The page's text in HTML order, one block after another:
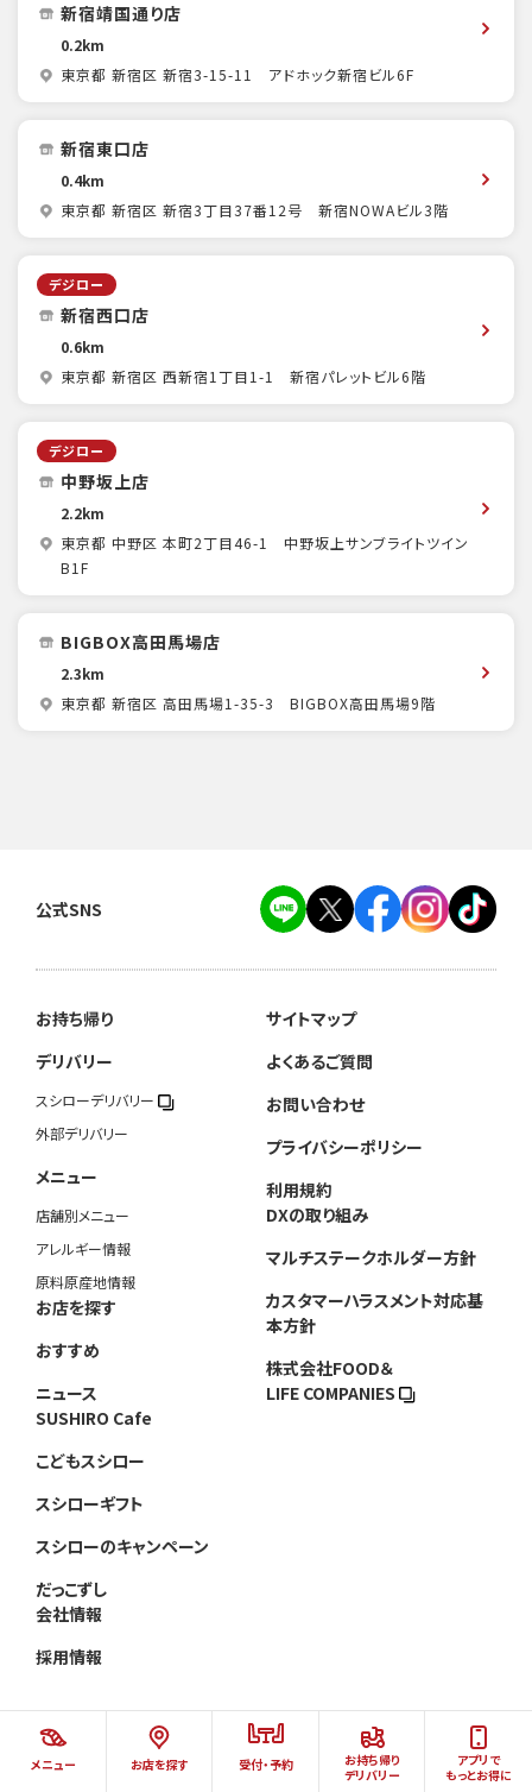
メニュー お店を探す 受付・予約
お持ち帰り
デリバリー
アプリで
もっとお得に
新宿靖国通り店
0.2km
東京都 新宿区 新宿3-15-11 アドホック新宿ビル6F
新宿東口店
0.4km
東京都 新宿区 新宿3丁目37番12号 新宿NOWAビル3階
デジロー
新宿西口店
0.6km
東京都 新宿区 西新宿1丁目1-1 新宿パレットビル6階
デジロー
中野坂上店
2.2km
東京都 中野区 本町2丁目46-1 中野坂上サンブライトツイン
B1F
BIGBOX高田馬場店
2.3km
東京都 新宿区 高田馬場1-35-3 BIGBOX高田馬場9階
公式SNS
お持ち帰り
デリバリー
スシローデリバリー
外部デリバリー
メニュー
店舗別メニュー
アレルギー情報
原料原産地情報
お店を探す
おすすめ
ニュース
SUSHIRO Cafe
こどもスシロー
スシローギフト
スシローのキャンペーン
だっこずし
会社情報
採用情報
サイトマップ
よくあるご質問
お問い合わせ
プライバシーポリシー
利用規約
DXの取り組み
マルチステークホルダー方針
カスタマーハラスメント対応基
本方針
株式会社FOOD＆
LIFE COMPANIES
©AKINDO SUSHIRO CO.,LTD.ALL RIGHTS RESERVED.